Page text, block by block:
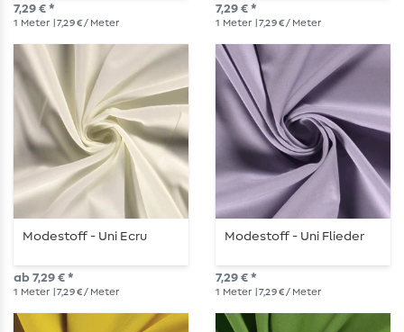
7,29 € *
1 Meter | 7,29 € / Meter
7,29 € *
1 Meter | 7,29 € / Meter
Modestoff - Uni Ecru
ab 7,29 € *
1 Meter | 7,29 € / Meter
Modestoff - Uni Flieder
7,29 € *
1 Meter | 7,29 € / Meter